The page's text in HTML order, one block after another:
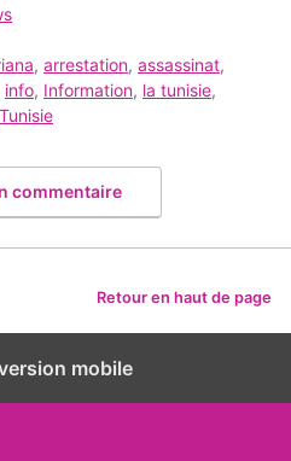
, arrestation, assassinat,
info, Information, la tunisie,
Tunisie
commentaire
Retour en haut de page
mobile